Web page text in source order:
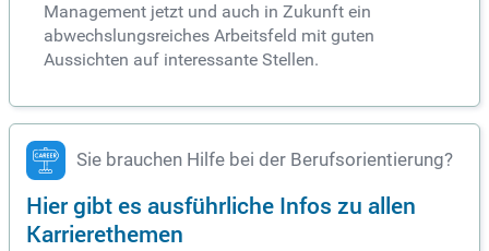
Management jetzt und auch in Zukunft ein
abwechslungsreiches Arbeitsfeld mit guten
Aussichten auf interessante Stellen.
Sie brauchen Hilfe bei der Berufsorientierung?
Hier gibt es ausführliche Infos zu allen
Karrierethemen